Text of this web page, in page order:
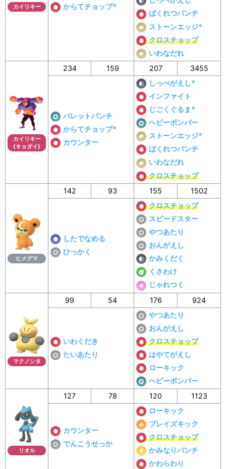
カイリキー からてチョップ*
ばくれつパンチ
ストーンエッジ*
クロスチョップ
いわなだれ
カイリキー
(キョダイ)
234 159 207 3455
バレットパンチ
からてチョップ*
カウンター
しっぺがえし*
インファイト
じごくぐるま*
ヘビーボンバー
ストーンエッジ*
ばくれつパンチ
いわなだれ
クロスチョップ
ヒメグマ
142 93 155 1502
したでなめる
ひっかく
クロスチョップ
スピードスター
やつあたり
おんがえし
かみくだく
くさわけ
じゃれつく
マクノシタ
99 54 176 924
いわくだき
たいあたり
やつあたり
おんがえし
クロスチョップ
はやてがえし
ローキック
ヘビーボンバー
リオル
127 78 120 1123
カウンター
でんこうせっか
ローキック
ブレイズキック
クロスチョップ
かみなりパンチ
かわらわり